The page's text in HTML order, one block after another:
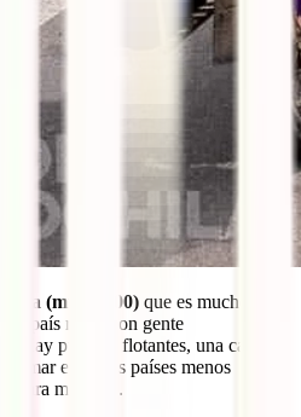
(min 16:00) que es mucho más
un país rural, con gente
Hay pueblos flotantes, una capital
es de los países menos
para moverse.